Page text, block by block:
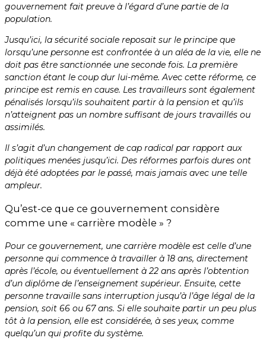
gouvernement fait preuve à l’égard d’une partie de la
population.
Jusqu’ici, la sécurité sociale reposait sur le principe que
lorsqu’une personne est confrontée à un aléa de la vie, elle ne
doit pas être sanctionnée une seconde fois. La première
sanction étant le coup dur lui-même. Avec cette réforme, ce
principe est remis en cause. Les travailleurs sont également
pénalisés lorsqu’ils souhaitent partir à la pension et qu’ils
n’atteignent pas un nombre suffisant de jours travaillés ou
assimilés.
Il s’agit d’un changement de cap radical par rapport aux
politiques menées jusqu’ici. Des réformes parfois dures ont
déjà été adoptées par le passé, mais jamais avec une telle
ampleur.
Qu’est-ce que ce gouvernement considère
comme une « carrière modèle » ?
Pour ce gouvernement, une carrière modèle est celle d’une
personne qui commence à travailler à 18 ans, directement
après l’école, ou éventuellement à 22 ans après l’obtention
d’un diplôme de l’enseignement supérieur. Ensuite, cette
personne travaille sans interruption jusqu’à l’âge légal de la
pension, soit 66 ou 67 ans. Si elle souhaite partir un peu plus
tôt à la pension, elle est considérée, à ses yeux, comme
quelqu’un qui profite du système.